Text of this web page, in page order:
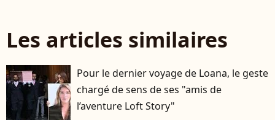
Les articles similaires
Pour le dernier voyage de Loana, le geste
chargé de sens de ses "amis de
l’aventure Loft Story"